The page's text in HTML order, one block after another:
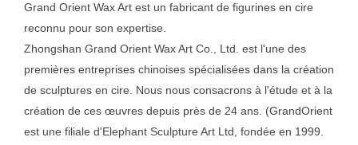
Grand Orient Wax Art est un fabricant de figurines en cire
reconnu pour son expertise.
Zhongshan Grand Orient Wax Art Co., Ltd. est l'une des
premières entreprises chinoises spécialisées dans la création
de sculptures en cire. Nous nous consacrons à l'étude et à la
création de ces œuvres depuis près de 24 ans. (GrandOrient
est une filiale d'Elephant Sculpture Art Ltd, fondée en 1999.